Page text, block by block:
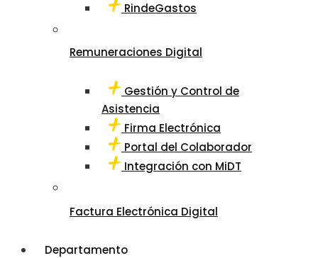
RindeGastos
Remuneraciones Digital
Gestión y Control de
Asistencia
Firma Electrónica
Portal del Colaborador
Integración con MiDT
Factura Electrónica Digital
Departamento